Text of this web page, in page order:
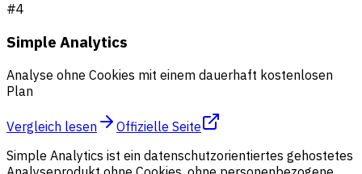
#4
Simple Analytics
Analyse ohne Cookies mit einem dauerhaft kostenlosen
Plan
Vergleich lesen
Offizielle Seite
Simple Analytics ist ein datenschutzorientiertes gehostetes